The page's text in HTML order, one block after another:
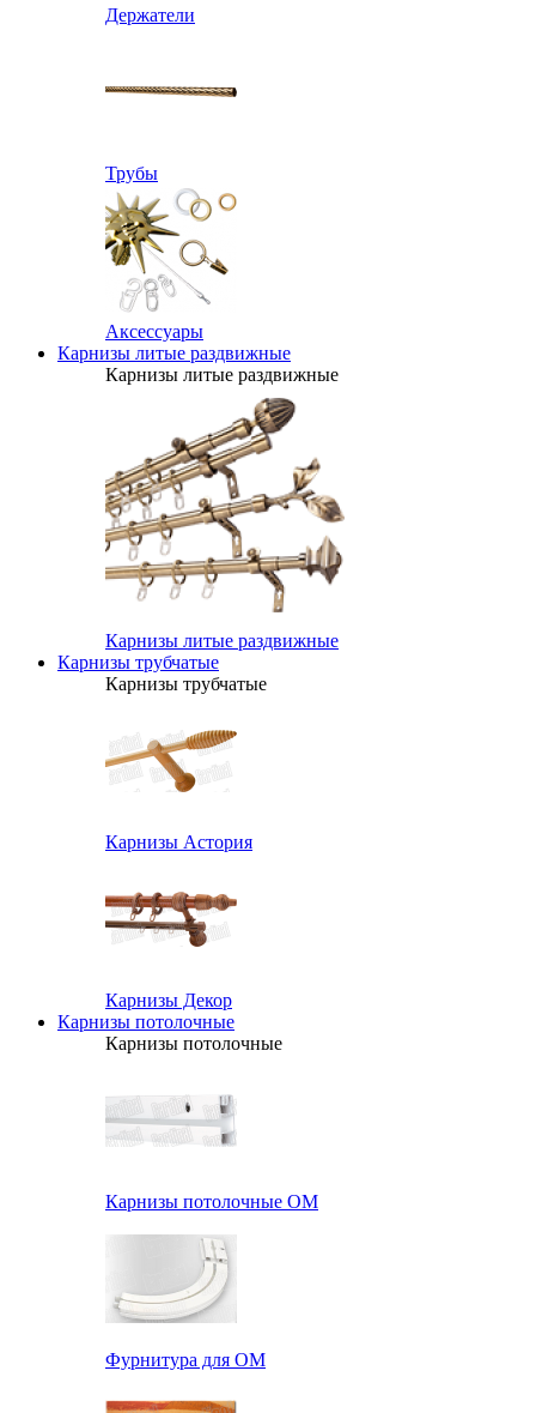
Держатели
Трубы
Аксессуары
Карнизы литые раздвижные
Карнизы литые раздвижные
Карнизы литые раздвижные
Карнизы трубчатые
Карнизы трубчатые
Карнизы Астория
Карнизы Декор
Карнизы потолочные
Карнизы потолочные
Карнизы потолочные ОМ
Фурнитура для ОМ